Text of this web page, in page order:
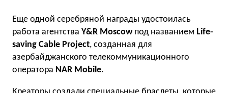
Еще одной серебряной награды удостоилась
работа агентства Y&R Moscowпод названием Life-
saving Cable Project, созданная для
азербайджанского телекоммуникационного
оператора NAR Mobile.